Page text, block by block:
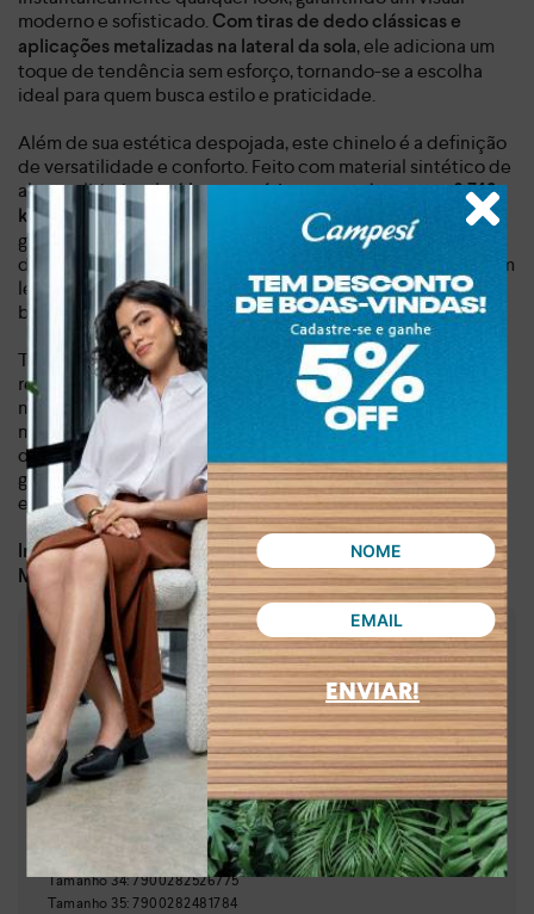
Nome
Email
ENVIAR!
moderno e sofisticado. Com tiras de dedo clássicas e
aplicações metalizadas na lateral da sola, ele adiciona um
toque de tendência sem esforço, tornando-se a escolha
ideal para quem busca estilo e praticidade.
Além de sua estética despojada, este chinelo é a definição
de versatilidade e conforto. Feito com material sintético de
alta qualidade, eleé leve e prático, pesando apenas 0,743
kg. A sola de 3,5 cm de altura
proporciona o suporte ideal,
garantindo uma pisada segura e confortável para o seu dia a
dia e momentos de lazer. Sinta a liberdade de caminhar com
leveza, sabendo que você está com um calçado que une
beleza e bem-estar.
Transforme seu estilo de vida e invista em um item que
reflete sua personalidade. O Chinelo Dakota Flatform Bege
não é apenas um calçado, mas um convite para viver o
melhor dos dias de calor com confiança. Adquira agora e
descubra como pequenos detalhes podem fazer uma
grande diferença no seu visual. Sinta-se linda e confortável
em cada passo.
Indicado para: Dia a dia, lazer
Material: Sintético
Altura da sola : 3,50 cm
Cor : Bege
Referência :DB051-00001
País de origem:Brasil
Indústria Brasileira
7900282526768
Tamanho34:7900282526775
Tamanho 35:7900282481784